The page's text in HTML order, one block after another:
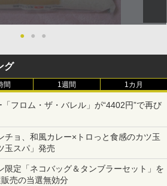
● ● ●
グ
間 1週間 1カ月
フロム・ザ・バレル」が“4402円”で再び
チョ、和風カレー×トロっと食感のカツ玉
玉スパ」発売
限定「ネコバッグ＆タンブラーセット」を
売の当選無効分